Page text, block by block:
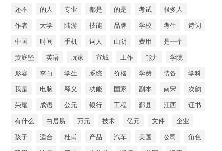
还不
的人 专业 都是 的是 考试
很多人
作者
大学 陆游 技能 品牌 学校 考生
诗词
中国
时间 手机 词人 山阴 费用
是一个
黄庭坚
英语 玩家 宣城 工作 能力
学院
形容
李白 学生 系统 价格 学费 装备
学科
我是
电脑 释义 功能 国家 副本 南宋
次韵
荣耀
成语 公元 银行 工程 鄞县 江西
证书
有什么
白居易 万元 技术 亿元 文件
企业
孩子
适合 杜甫 产品 汽车 美国 公司
角色